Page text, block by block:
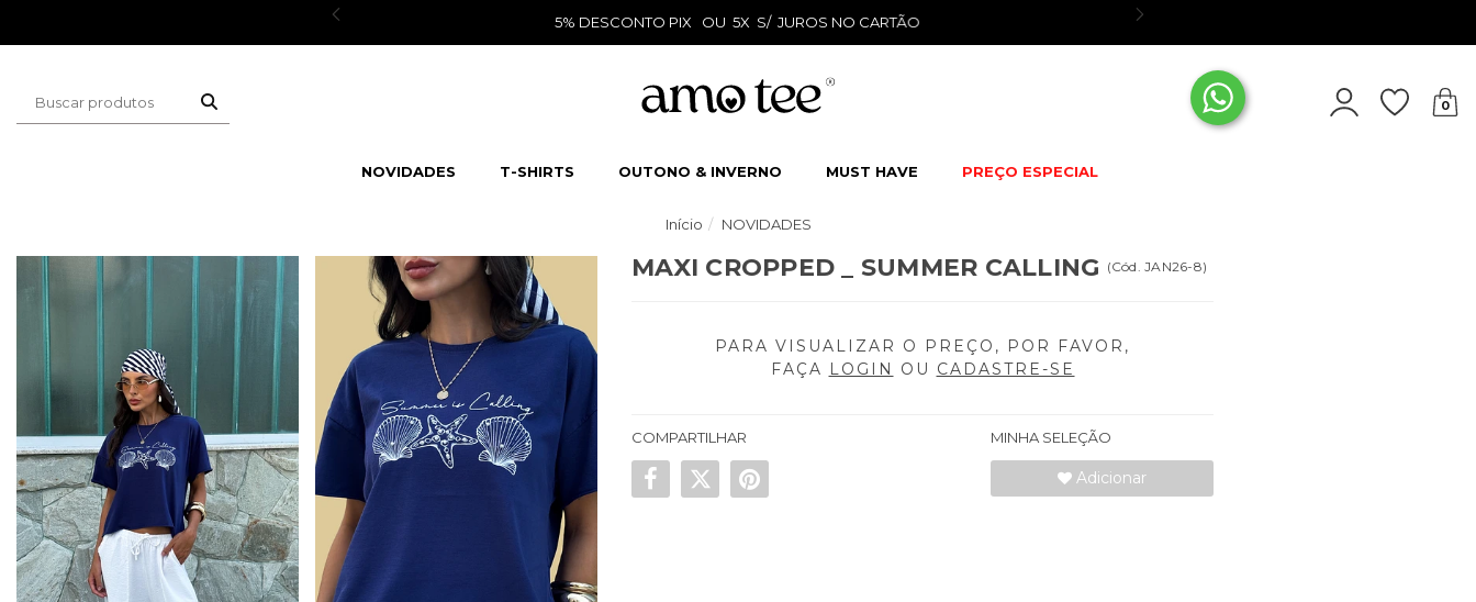
5% DESCONTO PIX OU 5X S/ JUROS NO CARTÃO
0
NOVIDADES T-SHIRTS OUTONO & INVERNO MUST HAVE PREÇO ESPECIAL
Início NOVIDADES
MAXI CROPPED _ SUMMER CALLING (Cód. JAN26-8)
PARA VISUALIZAR O PREÇO, POR FAVOR,
FAÇA LOGIN OU CADASTRE-SE
COMPARTILHAR MINHA SELEÇÃO
Adicionar